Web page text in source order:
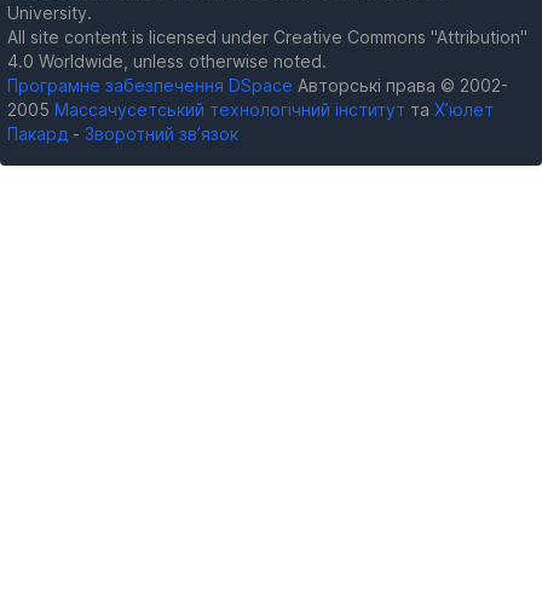
University.
All site content is licensed under Creative Commons "Attribution"
4.0 Worldwide, unless otherwise noted.
Програмне забезпечення DSpace Авторські права © 2002-
2005 Массачусетський технологічний інститут та Х’юлет
Пакард - Зворотний зв’язок